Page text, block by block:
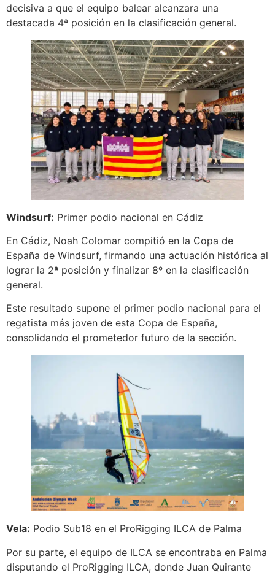
decisiva a que el equipo balear alcanzara una
destacada 4ª posición en la clasificación general.
Windsurf: Primer podio nacional en Cádiz
En Cádiz, Noah Colomar compitió en la Copa de
España de Windsurf, firmando una actuación histórica al
lograr la 2ª posición y finalizar 8º en la clasificación
general.
Este resultado supone el primer podio nacional para el
regatista más joven de esta Copa de España,
consolidando el prometedor futuro de la sección.
Vela: Podio Sub18 en el ProRigging ILCA de Palma
Por su parte, el equipo de ILCA se encontraba en Palma
disputando el ProRigging ILCA, donde Juan Quirante